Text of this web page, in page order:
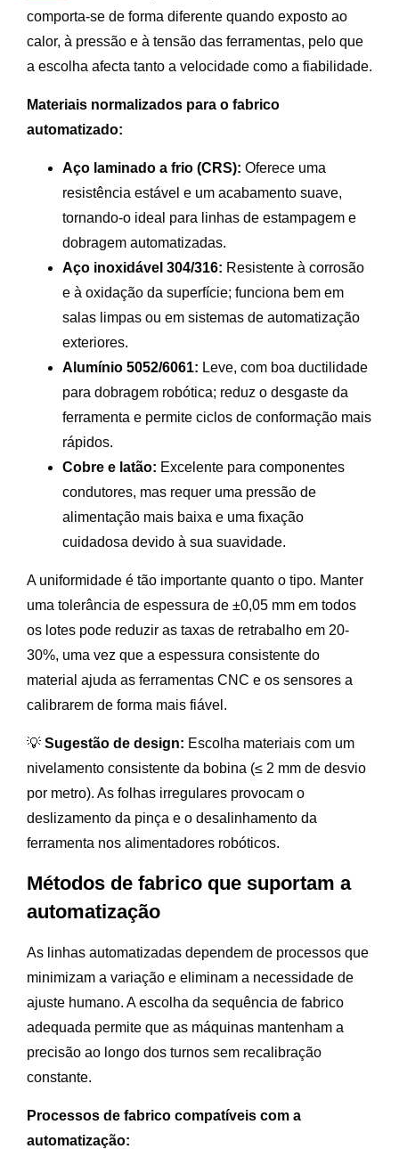
comporta-se de forma diferente quando exposto ao
calor, à pressão e à tensão das ferramentas, pelo que
a escolha afecta tanto a velocidade como a fiabilidade.
Materiais normalizados para o fabrico
automatizado:
Aço laminado a frio (CRS): Oferece uma
resistência estável e um acabamento suave,
tornando-o ideal para linhas de estampagem e
dobragem automatizadas.
Aço inoxidável 304/316: Resistente à corrosão
e à oxidação da superfície; funciona bem em
salas limpas ou em sistemas de automatização
exteriores.
Alumínio 5052/6061: Leve, com boa ductilidade
para dobragem robótica; reduz o desgaste da
ferramenta e permite ciclos de conformação mais
rápidos.
Cobre e latão: Excelente para componentes
condutores, mas requer uma pressão de
alimentação mais baixa e uma fixação
cuidadosa devido à sua suavidade.
A uniformidade é tão importante quanto o tipo. Manter
uma tolerância de espessura de ±0,05 mm em todos
os lotes pode reduzir as taxas de retrabalho em 20-
30%, uma vez que a espessura consistente do
material ajuda as ferramentas CNC e os sensores a
calibrarem de forma mais fiável.
💡 Sugestão de design: Escolha materiais com um
nivelamento consistente da bobina (≤ 2 mm de desvio
por metro). As folhas irregulares provocam o
deslizamento da pinça e o desalinhamento da
ferramenta nos alimentadores robóticos.
Métodos de fabrico que suportam a
automatização
As linhas automatizadas dependem de processos que
minimizam a variação e eliminam a necessidade de
ajuste humano. A escolha da sequência de fabrico
adequada permite que as máquinas mantenham a
precisão ao longo dos turnos sem recalibração
constante.
Processos de fabrico compatíveis com a
automatização: